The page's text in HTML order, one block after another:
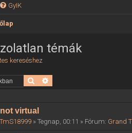
GyIK
témák
kereséshez
Keresés
virtual
TmS18999 » Tegnap, 00:11 » Fórum: Grand